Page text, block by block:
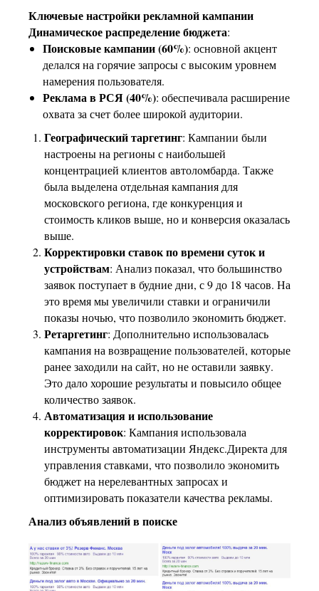
Ключевые настройки рекламной кампании
Динамическое распределение бюджета:
Поисковые кампании (60%): основной акцент
делался на горячие запросы с высоким уровнем
намерения пользователя.
Реклама в РСЯ (40%): обеспечивала расширение
охвата за счет более широкой аудитории.
Географический таргетинг: Кампании были
настроены на регионы с наибольшей
концентрацией клиентов автоломбарда. Также
была выделена отдельная кампания для
московского региона, где конкуренция и
стоимость кликов выше, но и конверсия оказалась
выше.
Корректировки ставок по времени суток и
устройствам: Анализ показал, что большинство
заявок поступает в будние дни, с 9 до 18 часов. На
это время мы увеличили ставки и ограничили
показы ночью, что позволило экономить бюджет.
Ретаргетинг: Дополнительно использовалась
кампания на возвращение пользователей, которые
ранее заходили на сайт, но не оставили заявку.
Это дало хорошие результаты и повысило общее
количество заявок.
Автоматизация и использование
корректировок: Кампания использовала
инструменты автоматизации Яндекс.Директа для
управления ставками, что позволило экономить
бюджет на нерелевантных запросах и
оптимизировать показатели качества рекламы.
Анализ объявлений в поиске